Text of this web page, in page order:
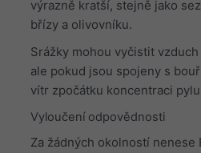
výrazně kratší, stejně jako
břízy a olivovníku.
Srážky mohou vyčistit
ale pokud jsou spojeny s
vítr zpočátku koncentraci
Vyloučení odpovědnosti
Za žádných okolností nenese